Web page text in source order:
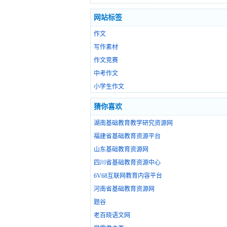
网站标签
作文
写作素材
作文竞赛
中考作文
小学生作文
猜你喜欢
湖南基础教育教学研究资源网
福建省基础教育资源平台
山东基础教育资源网
四川省基础教育资源中心
6V68互联网教育内容平台
河南省基础教育资源网
题谷
老百晓语文网